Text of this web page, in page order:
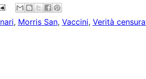
, Morris San, Vaccini, Verità